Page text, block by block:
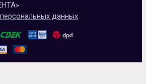
данных